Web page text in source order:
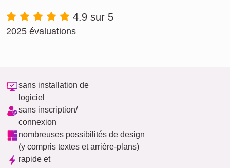
4.9 sur 5
2025 évaluations
sans installation de
logiciel
sans inscription/
connexion
nombreuses possibilités de design
(y compris textes et arrière-plans)
rapide et